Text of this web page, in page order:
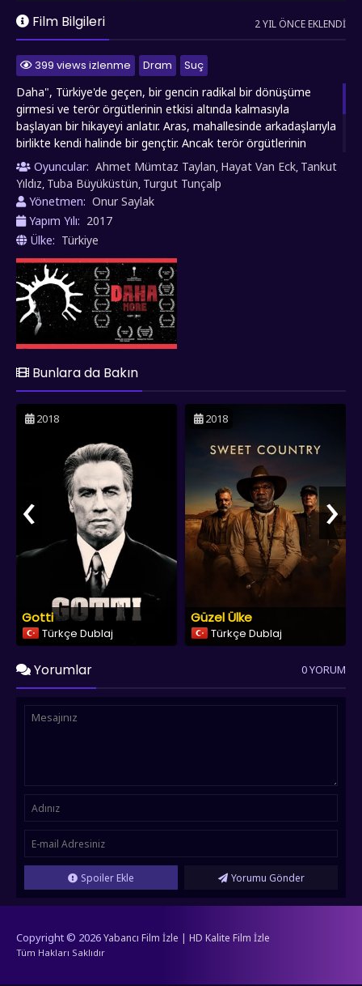
Film Bilgileri 2 YIL ÖNCE EKLENDI
399 views izlenme Dram
Suç
Daha", Türkiye'de geçen, bir gencin radikal bir dönüşüme
girmesi ve terör örgütlerinin etkisi altında kalmasıyla
başlayan bir hikayeyi anlatır. Aras, mahallesinde arkadaşlarıyla
birlikte kendi halinde bir gençtir. Ancak terör örgütlerinin
etkisiyle Aras, radikal bir değişim geçirir ve terör faaliyetlerine
katılmaya başlar. Bu süreçte ailesi ve sevdikleri arasındaki
bağlar kopma noktasına gelir. Film, terörizmin insanları nasıl
etkilediğini ve gençlerin bu tehlikeli tuzağa nasıl
düşebileceğini çarpıcı bir şekilde gösterir.
Oyuncular: Ahmet Mümtaz Taylan, Hayat Van Eck, Tankut
Yıldız, Tuba Büyüküstün, Turgut Tunçalp
Yönetmen: Onur Saylak
Yapım Yılı: 2017
Ülke: Türkiye
Bunlara da Bakın
2018
Gotti
Türkçe Dublaj
2018
Güzel Ülke
Türkçe Dublaj
‹ ›
Yorumlar 0 YORUM
Spoiler Ekle Yorumu Gönder
Copyright © 2026Yabancı Film İzle | HD Kalite Film İzle
Tüm Hakları Saklıdır